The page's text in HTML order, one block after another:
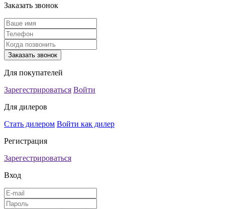
Заказать звонок
Для покупателей
Зарегестрироваться Войти
Для дилеров
Стать дилером Войти как дилер
Регистрация
Зарегестрироваться
Вход